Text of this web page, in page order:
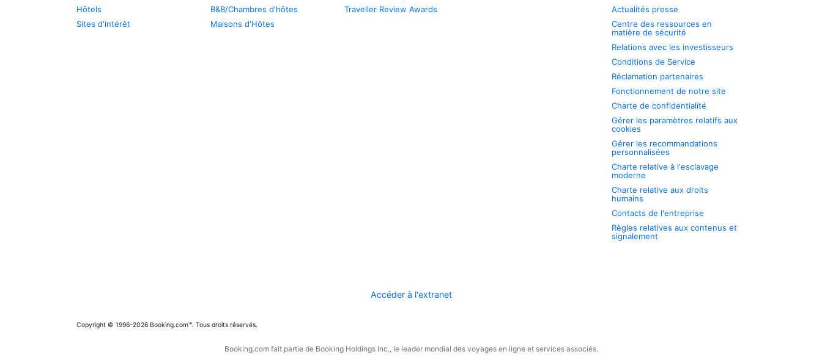
Hôtels
Sites d'intérêt
B&B/Chambres d'hôtes
Maisons d'Hôtes
Traveller Review Awards
Actualités presse
Centre des ressources en
matière de sécurité
Relations avec les investisseurs
Conditions de Service
Réclamation partenaires
Fonctionnement de notre site
Charte de confidentialité
Gérer les paramètres relatifs aux
cookies
Gérer les recommandations
personnalisées
Charte relative à l'esclavage
moderne
Charte relative aux droits
humains
Contacts de l'entreprise
Règles relatives aux contenus et
signalement
Accéder à l'extranet
Copyright © 1996–2026 Booking.com™. Tous droits réservés.
Booking.com fait partie de Booking Holdings Inc., le leader mondial des voyages en ligne et services associés.